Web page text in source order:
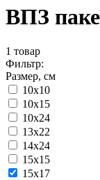
ВПЗ
1 товар
Фильтр:
Размер, см
10x10
10x15
10x24
13x22
14x24
15x15
15x17